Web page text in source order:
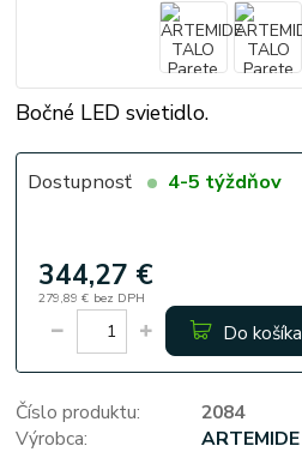
Bočné LED svietidlo.
Dostupnosť 4-5 týždňov
344,27 €
279,89 € bez DPH
Do košíka
Číslo produktu:
2084
Výrobca:
ARTEMIDE